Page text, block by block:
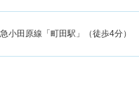
小田原線「町田駅」（徒歩4分）